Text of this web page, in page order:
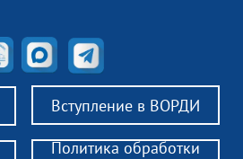
Вступление в ВОРДИ
Политика обработки